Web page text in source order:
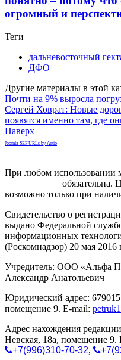
огромный и
Теги
дальневосточный
ДФО
Другие материалы в этой
Почти на 9% выросла
Сергей Ховрат: Новые
появятся именно там, где
Наверх
Joomla SEF URLs by Artio
При любом использовании
обязательна.
возможно только при
Свидетельство о
выдано Федеральной
информационных
(Роскомнадзор) 20 мая 2016
Учредитель: ООО «Альфа
Александр Анатольевич
Юридический адрес:
помещение 9. E-mail:
Адрес нахождения
Невская, 18а, помещение 9.
+7(996)310-70-32,